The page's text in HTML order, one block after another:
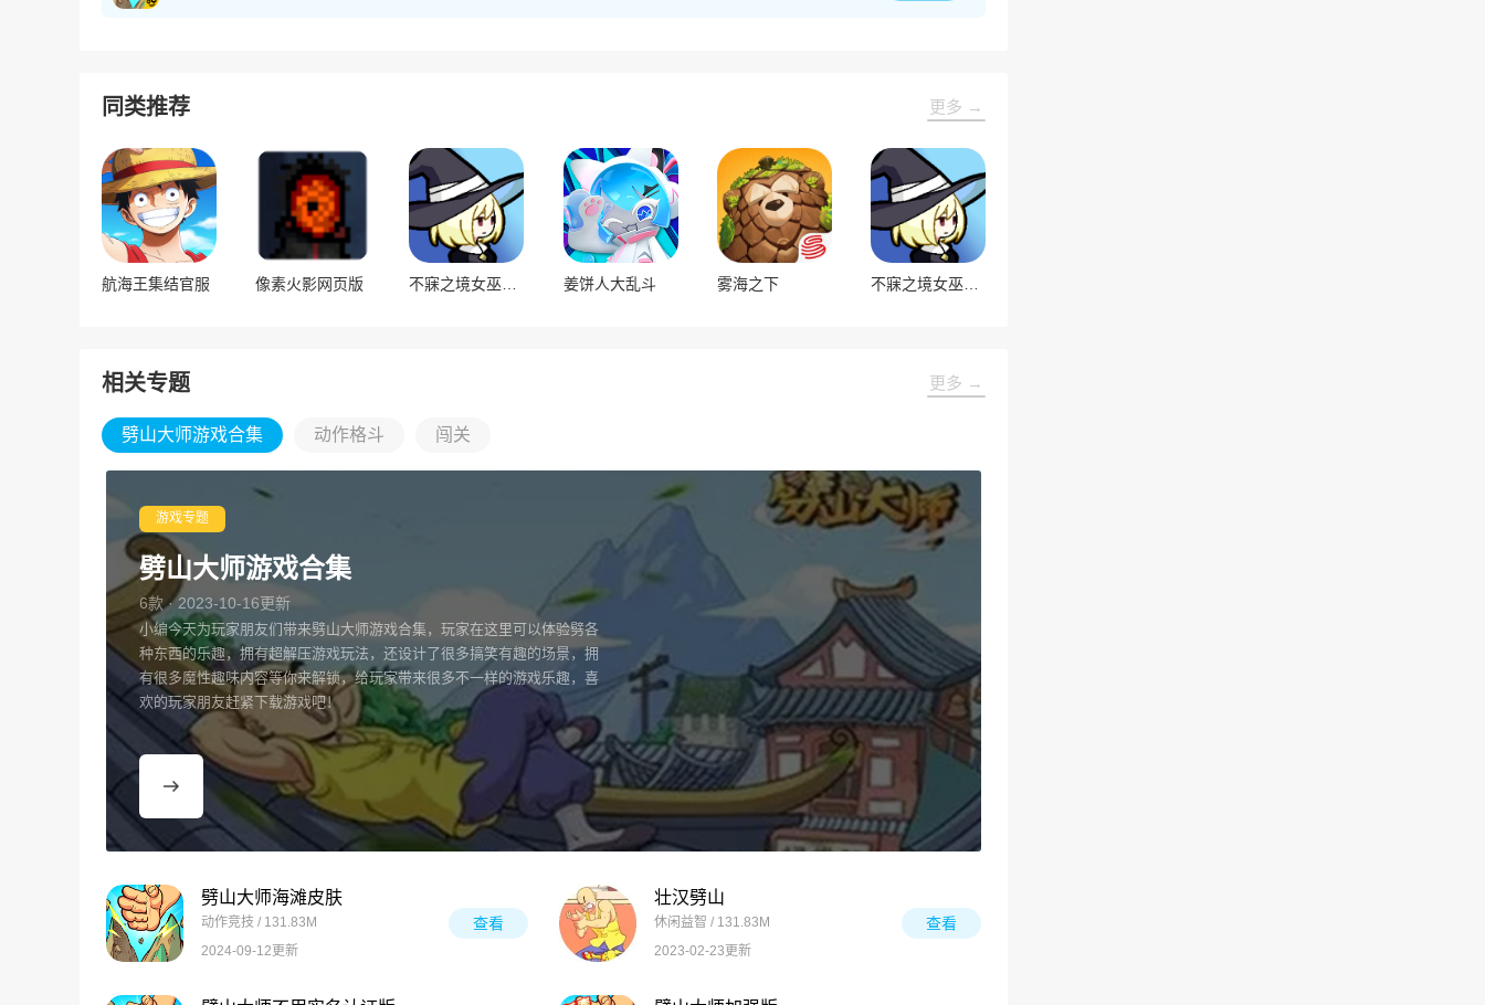
同类推荐 更多 →
航海王集结官服 像素火影网页版 姜饼人大乱斗 雾海之下
相关专题 更多 →
劈山大师游戏合集 动作格斗 闯关
游戏专题
劈山大师游戏合集
6款 · 2023-10-16更新
小编今天为玩家朋友们带来劈山大师游戏合集，玩家在这里可以体验劈各
种东西的乐趣，拥有超解压游戏玩法，还设计了很多搞笑有趣的场景，拥
有很多魔性趣味内容等你来解锁，给玩家带来很多不一样的游戏乐趣，喜
欢的玩家朋友赶紧下载游戏吧！
劈山大师海滩皮肤
动作竞技 / 131.83M
2024-09-12更新
查看
壮汉劈山
休闲益智 / 131.83M
2023-02-23更新
查看